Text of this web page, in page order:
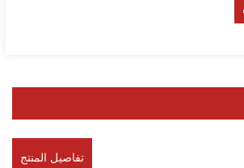
تفاصيل المنتج